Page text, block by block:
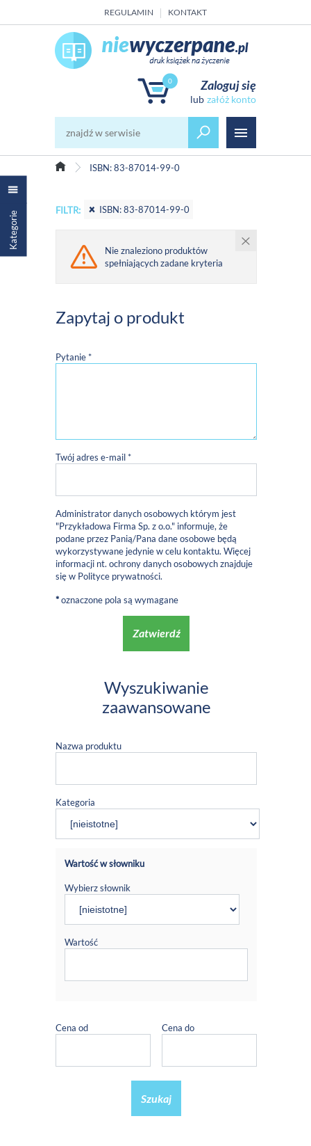
REGULAMIN KONTAKT
0 Zaloguj się
załóż konto
ISBN: 83-87014-99-0
Kategorie FILTR: ISBN: 83-87014-99-0
Nie znaleziono produktów
spełniających zadane kryteria
Zapytaj o produkt
Pytanie *
Twój adres e-mail *
Administrator danych osobowych którym jest
"Przykładowa Firma Sp. z o.o." informuje, że
podane przez Panią/Pana dane osobowe będą
wykorzystywane jedynie w celu kontaktu. Więcej
informacji nt. ochrony danych osobowych znajduje
się w Polityce prywatności.
*oznaczone pola są wymagane
Zatwierdź
Wyszukiwanie
zaawansowane
Nazwa produktu
Kategoria
Wartość w słowniku
Wybierz słownik
Wartość
Cena od Cena do
Szukaj